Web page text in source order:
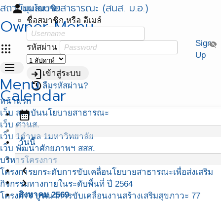
สถาบันนโยบายสาธารณะ (สนส. ม.อ.)
Owner Menu
apps
personมุมสมาชิก
ชื่อสมาชิก หรือ อีเมล์
รหัสผ่าน visibility_off
loginเข้าสู่ระบบ
restoreลืมรหัสผ่าน?
Sign
Up
menu
Menu
หน้าแรก
เว็บ สถาบันนโยบายสาธารณะ
เว็บ ศวนส.
เว็บ 1ตำบล 1มหาวิทยาลัย
เว็บ พัฒนาศักยภาพฯ สสส.
บริหารโครงการ
โครงการยกระดับการขับเคลื่อนโยบายสาธารณะเพื่อส่งเสริม
กิจกรรมทางกายในระดับพื้นที่ ปี 2564
โครงการ บูรณาการขับเคลื่อนงานสร้างเสริมสุขภาวะ 77
Calendar
calendar_month
วันนี้
navigate_before
navigate_next
สิงหาคม 2569